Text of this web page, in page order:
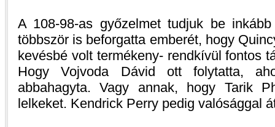
A 108-98-as győzelmet tudjuk be
többször is beforgatta emberét, hogy
kevésbé volt termékeny- rendkívül fontos
Hogy Vojvoda Dávid ott folytatta,
abbahagyta. Vagy annak, hogy Tarik
lelkeket. Kendrick Perry pedig valósággal